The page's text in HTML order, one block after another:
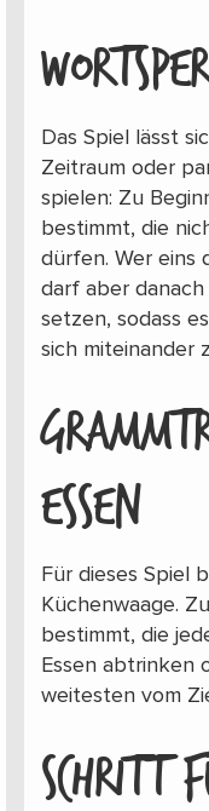
Das Spiel lässt
Zeitraum oder
spielen: Zu
bestimmt, die
dürfen. Wer eins
darf aber
setzen, sodass
sich miteinander
ESSEN
Für dieses Spiel
Küchenwaage.
bestimmt, die
Essen abtrinken
weitesten vom
SCHRITT